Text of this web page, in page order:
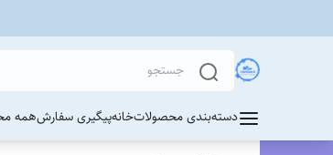
دسته‌بندی محصولاتخانهپیگیری سفارشهمه